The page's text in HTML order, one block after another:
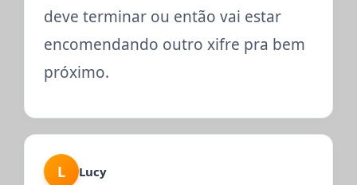
deve terminar ou então vai estar
encomendando outro xifre pra bem
próximo.
L Lucy